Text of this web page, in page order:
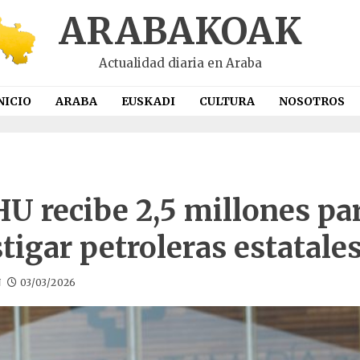
ARABAKOAK
Actualidad diaria en Araba
ARABA EUSKADI CULTURA NOSOTROS
recibe 2,5 millones
petroleras
03/03/2026